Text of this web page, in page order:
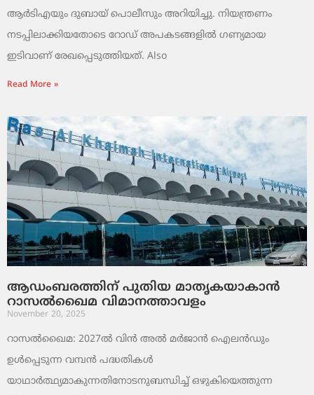
ആർടിഎയും ദുബായ് പൊലീസും അറിയിച്ചു. നിയന്ത്രണം
നടപ്പിലാക്കിയതോടെ റോഡ് അപകടങ്ങളിൽ ഗണ്യമായ
ഇടിവാണ് രേഖപ്പെടുത്തിയത്. Also
Read More »
ആഡംബരത്തിന് പുതിയ മാതൃകയാകാൻ
റാസൽഖൈമ വിമാനത്താവളം
November 20, 2025
റാസൽഖൈമ: 2027ൽ വിൻ അൽ മർജാൻ ഐലൻഡും
ഉൾപ്പെടുന്ന വമ്പൻ പദ്ധതികൾ
യാഥാർത്ഥ്യമാകുന്നതിനോടനുബന്ധിച്ച് ഒഴുകിയെത്തുന്ന